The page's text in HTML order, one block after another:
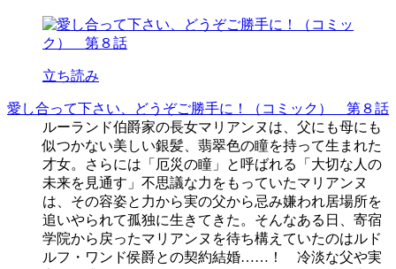
立ち読み
愛し合って下さい、どうぞご勝手に！（コミック） 第８話
ルーランド伯爵家の長女マリアンヌは、父にも母にも
似つかない美しい銀髪、翡翠色の瞳を持って生まれた
才女。さらには「厄災の瞳」と呼ばれる「大切な人の
未来を見通す」不思議な力をもっていたマリアンヌ
は、その容姿と力から実の父から忌み嫌われ居場所を
追いやられて孤独に生きてきた。そんなある日、寄宿
学院から戻ったマリアンヌを待ち構えていたのはルド
ルフ・ワンド侯爵との契約結婚……！ 冷淡な父や実